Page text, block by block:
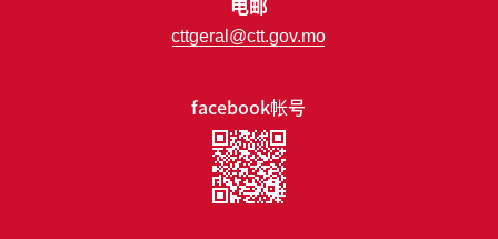
facebook帐号
cttgeral@ctt.gov.mo